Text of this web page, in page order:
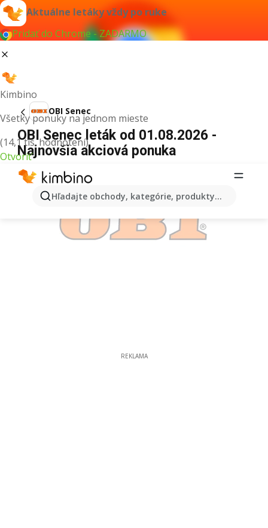
Aktuálne letáky vždy po ruke
Pridať do Chrome - ZADARMO
Kimbino
Všetky ponuky na jednom mieste
(14,1 tis. hodnotení)
Otvoriť
Hľadajte obchody, kategórie, produkty...
OBI Senec
OBI Senec leták od 01.08.2026 -
Najnovšia akciová ponuka
REKLAMA